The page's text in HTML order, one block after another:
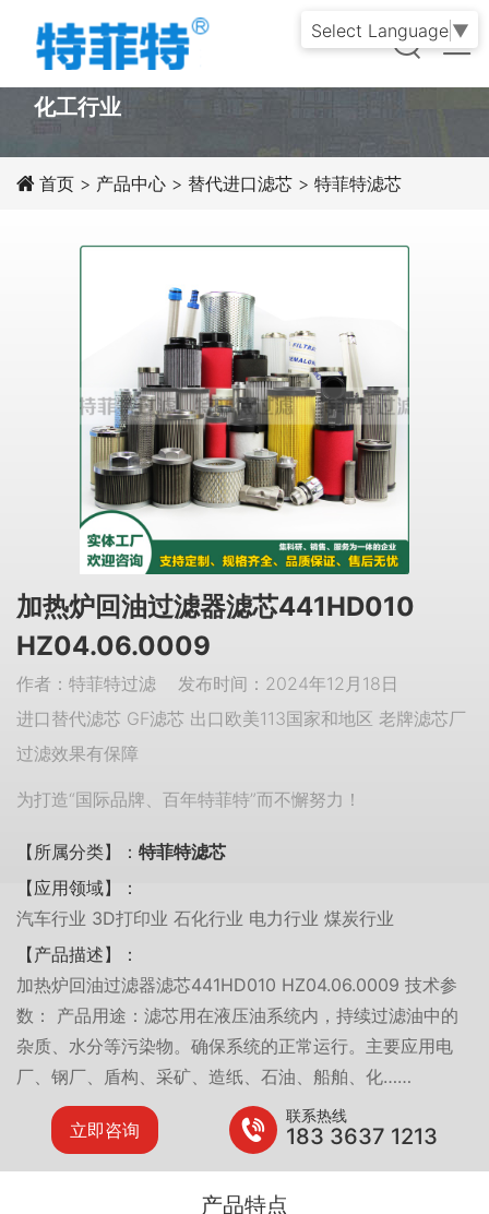
PRODUCT
化工行业
首页 > 产品中心 > 替代进口滤芯 > 特菲特滤芯
加热炉回油过滤器滤芯441HD010
HZ04.06.0009
作者：特菲特过滤 发布时间：2024年12月18日
进口替代滤芯 GF滤芯 出口欧美113国家和地区 老牌滤芯厂
过滤效果有保障
为打造“国际品牌、百年特菲特”而不懈努力！
【所属分类】： 特菲特滤芯
【应用领域】：
汽车行业 3D打印业 石化行业 电力行业 煤炭行业
【产品描述】：
加热炉回油过滤器滤芯441HD010 HZ04.06.0009 技术参
数： 产品用途：滤芯用在液压油系统内，持续过滤油中的
杂质、水分等污染物。确保系统的正常运行。主要应用电
厂、钢厂、盾构、采矿、造纸、石油、船舶、化……
立即咨询
联系热线
183 3637 1213
产品特点
Select Language ▼